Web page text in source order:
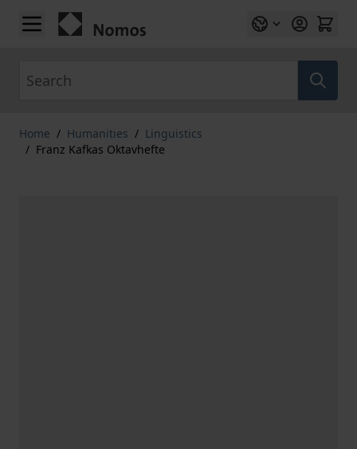
Skip to Content
Home / Humanities / Linguistics
/ Franz Kafkas Oktavhefte